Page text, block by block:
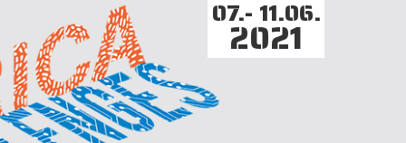
07.- 11.06.
2021